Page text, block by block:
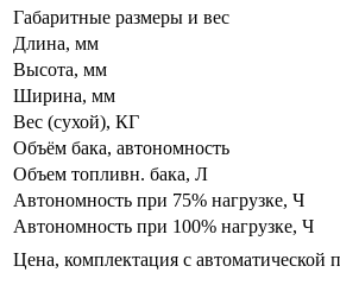
Габаритные размеры и вес
Длина, мм
Высота, мм
Ширина, мм
Вес (сухой), КГ
Объём бака, автономность
Объем топливн. бака, Л
Автономность при 75% нагрузке, Ч
Автономность при 100% нагрузке, Ч
Цена, комплектация с автоматической